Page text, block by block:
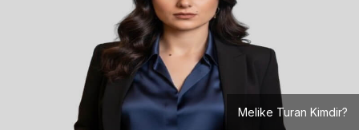
Melike Turan Kimdir?